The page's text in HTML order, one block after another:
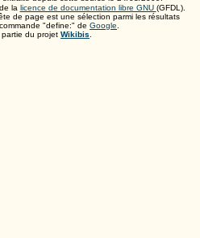
la licence de documentation libre GNU (GFDL).
de page est une sélection parmi les résultats
"define:" de Google
du projet Wikibis